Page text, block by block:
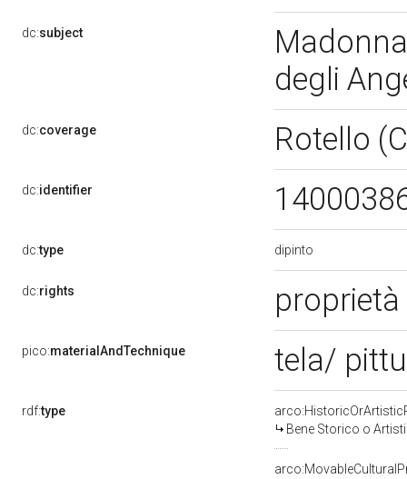
dc:subject
degli
dc:coverage Rotello
dc:identifier
dc:type dipinto
dc:rights
pico:materialAndTechnique tela/
rdf:type
Bene Storico o